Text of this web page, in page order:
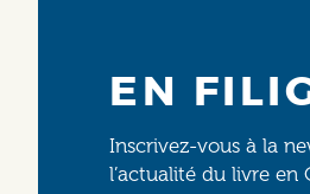
EN
Inscrivez-vous à la
l’actualité du livre en